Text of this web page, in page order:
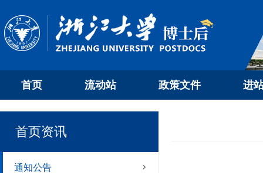
首页 流动站 政策文件 进
首页资讯
通知公告